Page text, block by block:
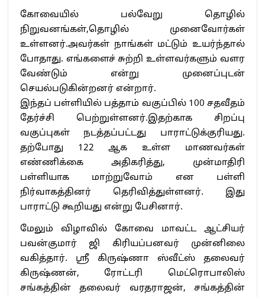
கோவையில் பல்வேறு தொழில்
நிறுவனங்கள்,தொழில் முனைவோர்கள்
உள்ளனர்.அவர்கள் நாங்கள் மட்டும் உயர்ந்தால்
போதாது. எங்களைச் சுற்றி உள்ளவர்களும் வளர
வேண்டும் என்று முனைப்புடன்
செயல்படுகின்றனர் என்றார்.
இந்தப் பள்ளியில் பத்தாம் வகுப்பில் 100 சதவீதம்
தேர்ச்சி பெற்றுள்ளனர்.இதற்காக சிறப்பு
வகுப்புகள் நடத்தப்பட்டது பாராட்டுக்குரியது.
தற்போது 122 ஆக உள்ள மாணவர்கள்
எண்ணிக்கை அதிகரித்து, முன்மாதிரி
பள்ளியாக மாற்றுவோம் என பள்ளி
நிர்வாகத்தினர் தெரிவித்துள்ளனர். இது
பாராட்டு கூறியது என்று பேசினார்.
மேலும் விழாவில் கோவை மாவட்ட ஆட்சியர்
பவன்குமார் ஜி கிரியப்பனவர் முன்னிலை
வகித்தார். ஸ்ரீ கிருஷ்ணா ஸ்வீட்ஸ் தலைவர்
கிருஷ்ணன், ரோட்டரி மெட்ரொபாலிஸ்
சங்கத்தின் தலைவர் வரதராஜன், சங்கத்தின்